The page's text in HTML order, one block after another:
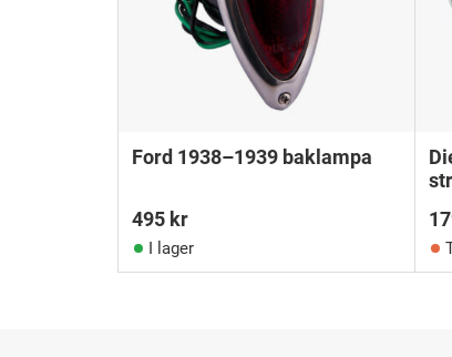
Ford 1938–1939 baklampa
495 kr
I lager